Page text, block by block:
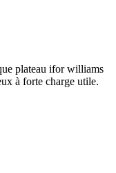
plateau ifor williams
à forte charge utile.